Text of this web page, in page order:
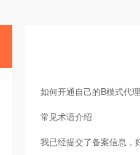
如何开通自己的B模式代
常见术语介绍
我已经提交了备案信息，